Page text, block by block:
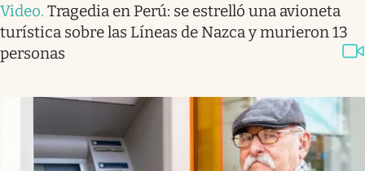
Video. Tragedia en Perú: se estrelló una avioneta
turística sobre las Líneas de Nazca y murieron 13
personas